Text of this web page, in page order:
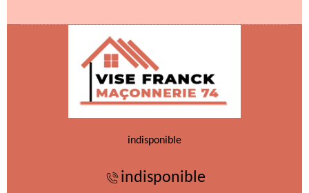
indisponible
indisponible